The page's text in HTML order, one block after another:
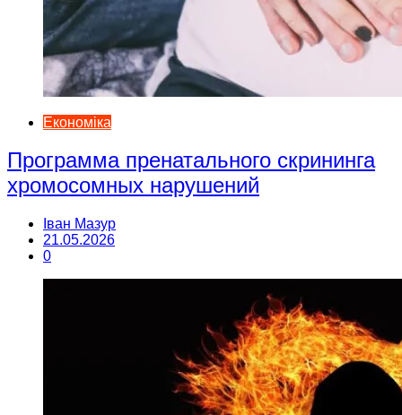
Економіка
Программа пренатального скрининга
хромосомных нарушений
Іван Мазур
21.05.2026
0